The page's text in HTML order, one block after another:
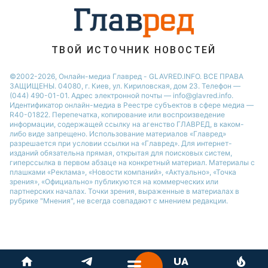
ТВОЙ ИСТОЧНИК НОВОСТЕЙ
©2002-2026, Онлайн-медиа Главред - GLAVRED.INFO. ВСЕ ПРАВА
ЗАЩИЩЕНЫ. 04080, г. Киев, ул. Кириловская, дом 23. Телефон —
(044) 490-01-01. Адрес электронной почты — info@glavred.info.
Идентификатор онлайн-медиа в Реестре cубъектов в сфере медиа —
R40-01822. Перепечатка, копирование или воспроизведение
информации, содержащей ссылку на агенство ГЛАВРЕД, в каком-
либо виде запрещено. Использование материалов «Главред»
разрешается при условии ссылки на «Главред». Для интернет-
изданий обязательна прямая, открытая для поисковых систем,
гиперссылка в первом абзаце на конкретный материал. Материалы с
плашками «Реклама», «Новости компаний», «Актуально», «Точка
зрения», «Официально» публикуются на коммерческих или
партнерских началах. Точки зрения, выраженные в материалах в
рубрике "Мнения", не всегда совпадают с мнением редакции.